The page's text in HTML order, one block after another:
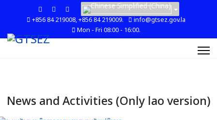
+856 84 219008, +856 84 219009.
info@gtsez.gov.la
Mon - Fri 08:00 - 16:00.
News and Activities (Only lao version)